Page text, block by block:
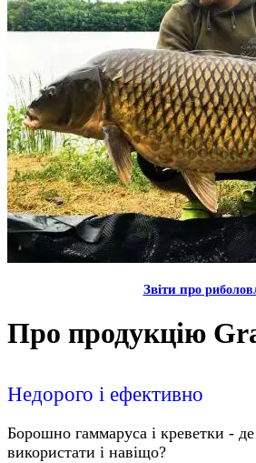
Звiти про
Про продукцію
Недорого і ефективно
Борошно гаммаруса і креветки -
використати і навіщо?